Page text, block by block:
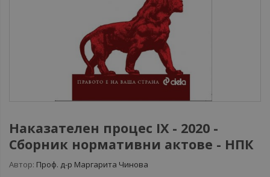
Наказателен процес IX - 2020 -
Сборник нормативни актове - НПК
Автор: Проф. д-р Маргарита Чинова